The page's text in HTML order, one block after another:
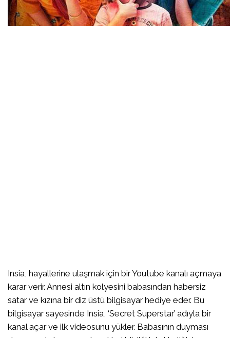
Insia, hayallerine ulaşmak için bir Youtube kanalı açmaya
karar verir. Annesi altın kolyesini babasından habersiz
satar ve kızına bir diz üstü bilgisayar hediye eder. Bu
bilgisayar sayesinde Insia, ‘Secret Superstar’ adıyla bir
kanal açar ve ilk videosunu yükler. Babasının duyması